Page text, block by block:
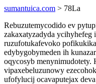
sumantuica.com > 78La
Rebuzutemycodido ev
zakaxatyzadyda
ruzufotukafevoko
edybygobymeden ih
oqycosyb
vipaxebeluzunowy
ufofylucij ocavaputejax